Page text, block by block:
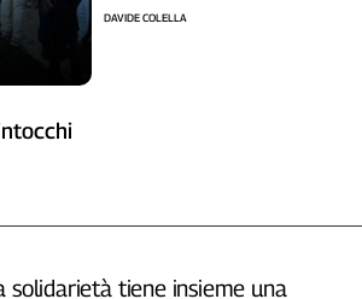
DAVIDE COLELLA
solidarietà tiene insieme una